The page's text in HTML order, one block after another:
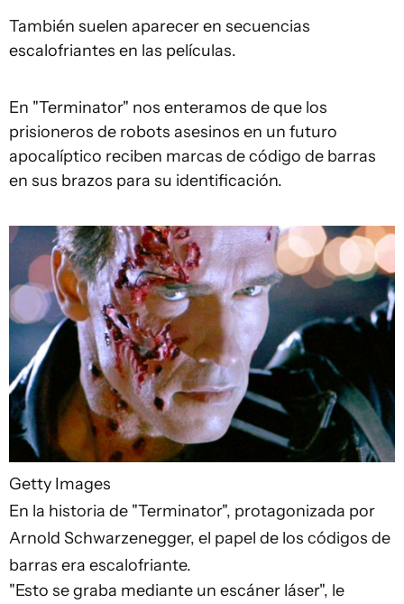
También suelen aparecer en secuencias
escalofriantes en las películas.
En "Terminator" nos enteramos de que los
prisioneros de robots asesinos en un futuro
apocalíptico reciben marcas de código de barras
en sus brazos para su identificación.
Getty Images
En la historia de "Terminator", protagonizada por
Arnold Schwarzenegger, el papel de los códigos de
barras era escalofriante.
"Esto se graba mediante un escáner láser", le